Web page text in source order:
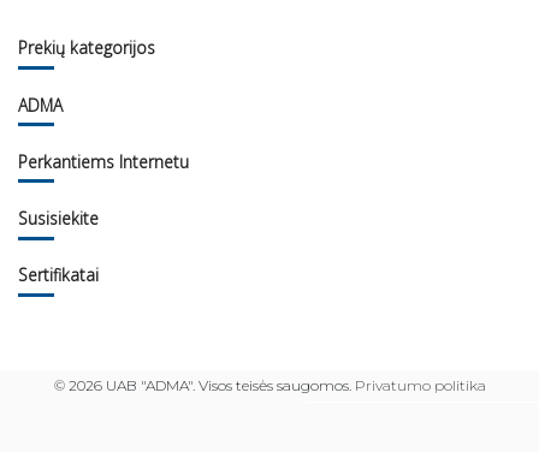
Prekių kategorijos
ADMA
Perkantiems Internetu
Susisiekite
Sertifikatai
© 2026 UAB "ADMA". Visos teisės saugomos. Privatumo politika